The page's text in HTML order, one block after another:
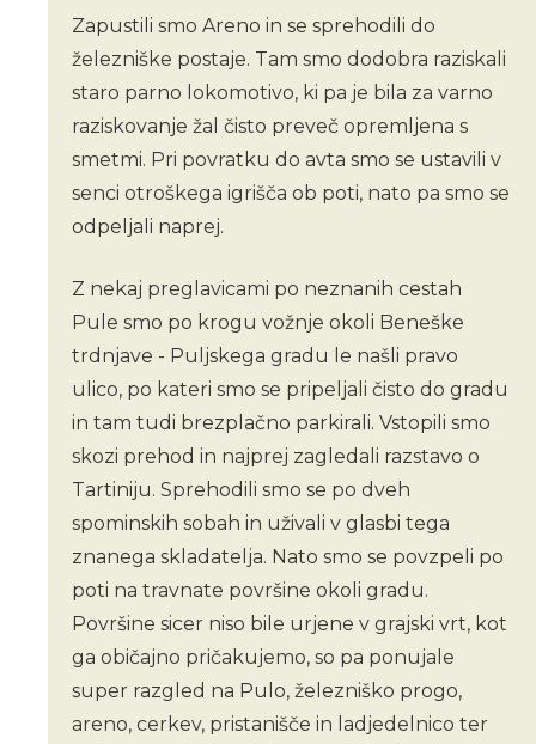
Zapustili smo Areno in se sprehodili do
železniške postaje. Tam smo dodobra raziskali
staro parno lokomotivo, ki pa je bila za varno
raziskovanje žal čisto preveč opremljena s
smetmi. Pri povratku do avta smo se ustavili v
senci otroškega igrišča ob poti, nato pa smo se
odpeljali naprej.
Z nekaj preglavicami po neznanih cestah
Pule smo po krogu vožnje okoli Beneške
trdnjave - Puljskega gradu le našli pravo
ulico, po kateri smo se pripeljali čisto do gradu
in tam tudi brezplačno parkirali. Vstopili smo
skozi prehod in najprej zagledali razstavo o
Tartiniju. Sprehodili smo se po dveh
spominskih sobah in uživali v glasbi tega
znanega skladatelja. Nato smo se povzpeli po
poti na travnate površine okoli gradu.
Površine sicer niso bile urjene v grajski vrt, kot
ga običajno pričakujemo, so pa ponujale
super razgled na Pulo, železniško progo,
areno, cerkev, pristanišče in ladjedelnico ter